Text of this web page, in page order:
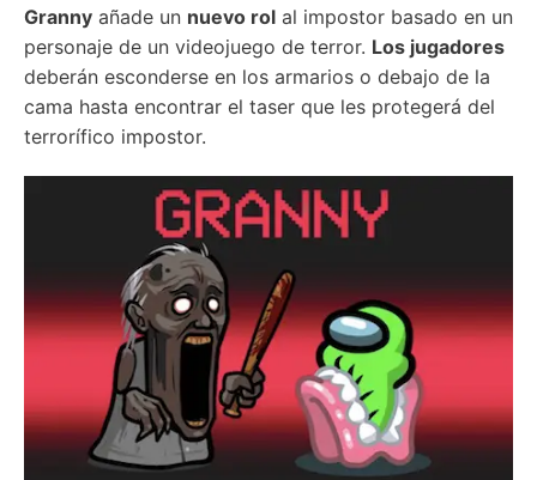
Granny añade un nuevo rol al impostor basado en un
personaje de un videojuego de terror. Los jugadores
deberán esconderse en los armarios o debajo de la
cama hasta encontrar el taser que les protegerá del
terrorífico impostor.